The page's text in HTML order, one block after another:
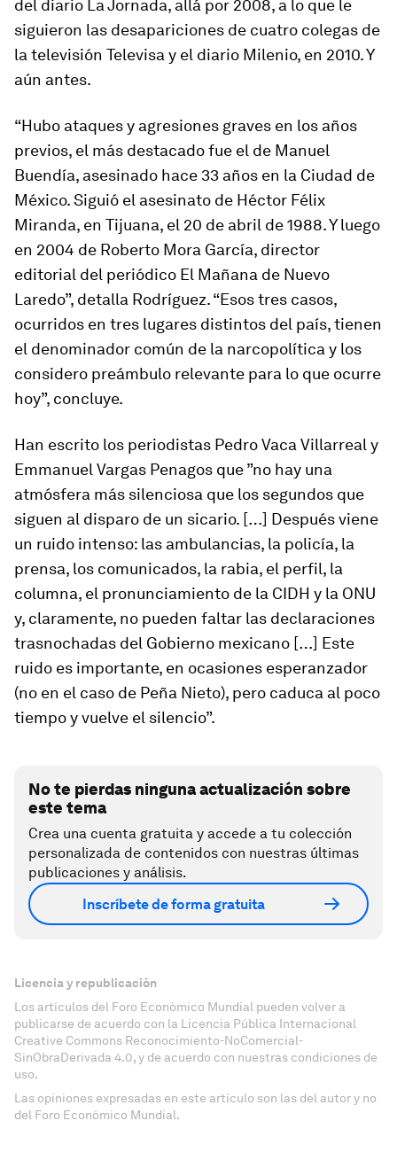
del diario La Jornada, allá por 2008, a lo que le
siguieron las desapariciones de cuatro colegas de
la televisión Televisa y el diario Milenio, en 2010. Y
aún antes.
“Hubo ataques y agresiones graves en los años
previos, el más destacado fue el de Manuel
Buendía, asesinado hace 33 años en la Ciudad de
México. Siguió el asesinato de Héctor Félix
Miranda, en Tijuana, el 20 de abril de 1988. Y luego
en 2004 de Roberto Mora García, director
editorial del periódico El Mañana de Nuevo
Laredo”, detalla Rodríguez. “Esos tres casos,
ocurridos en tres lugares distintos del país, tienen
el denominador común de la narcopolítica y los
considero preámbulo relevante para lo que ocurre
hoy”, concluye.
Han escrito los periodistas Pedro Vaca Villarreal y
Emmanuel Vargas Penagos que ”no hay una
atmósfera más silenciosa que los segundos que
siguen al disparo de un sicario. […] Después viene
un ruido intenso: las ambulancias, la policía, la
prensa, los comunicados, la rabia, el perfil, la
columna, el pronunciamiento de la CIDH y la ONU
y, claramente, no pueden faltar las declaraciones
trasnochadas del Gobierno mexicano […] Este
ruido es importante, en ocasiones esperanzador
(no en el caso de Peña Nieto), pero caduca al poco
tiempo y vuelve el silencio”.
No te pierdas ninguna actualización sobre
este tema
Crea una cuenta gratuita y accede a tu colección
personalizada de contenidos con nuestras últimas
publicaciones y análisis.
Inscríbete de forma gratuita
Licencia y republicación
Los artículos del Foro Económico Mundial pueden volver a
publicarse de acuerdo con la Licencia Pública Internacional
Creative Commons Reconocimiento-NoComercial-
SinObraDerivada 4.0, y de acuerdo con nuestras condiciones de
uso.
Las opiniones expresadas en este artículo son las del autor y no
del Foro Económico Mundial.